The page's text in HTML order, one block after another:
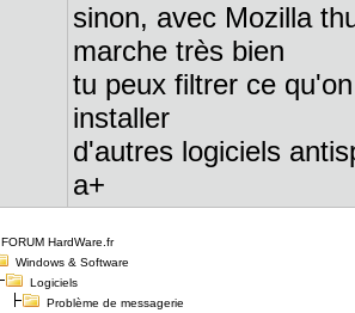
sinon, avec Mozilla
marche très bien
tu peux filtrer ce
installer
d'autres logiciels
a+
FORUM HardWare.fr
Windows & Software
Logiciels
Problème de messagerie